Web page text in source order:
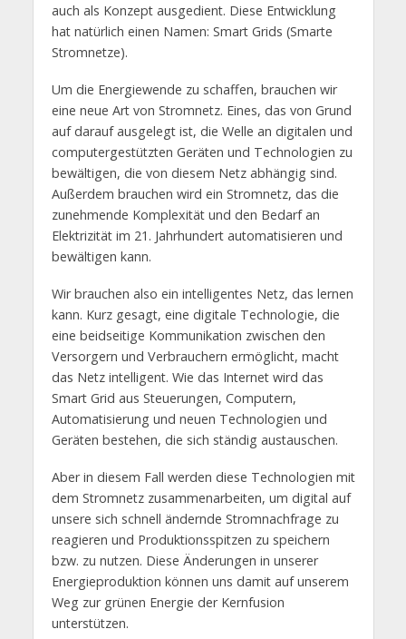
auch als Konzept ausgedient. Diese Entwicklung
hat natürlich einen Namen: Smart Grids (Smarte
Stromnetze).
Um die Energiewende zu schaffen, brauchen wir
eine neue Art von Stromnetz. Eines, das von Grund
auf darauf ausgelegt ist, die Welle an digitalen und
computergestützten Geräten und Technologien zu
bewältigen, die von diesem Netz abhängig sind.
Außerdem brauchen wird ein Stromnetz, das die
zunehmende Komplexität und den Bedarf an
Elektrizität im 21. Jahrhundert automatisieren und
bewältigen kann.
Wir brauchen also ein intelligentes Netz, das lernen
kann. Kurz gesagt, eine digitale Technologie, die
eine beidseitige Kommunikation zwischen den
Versorgern und Verbrauchern ermöglicht, macht
das Netz intelligent. Wie das Internet wird das
Smart Grid aus Steuerungen, Computern,
Automatisierung und neuen Technologien und
Geräten bestehen, die sich ständig austauschen.
Aber in diesem Fall werden diese Technologien mit
dem Stromnetz zusammenarbeiten, um digital auf
unsere sich schnell ändernde Stromnachfrage zu
reagieren und Produktionsspitzen zu speichern
bzw. zu nutzen. Diese Änderungen in unserer
Energieproduktion können uns damit auf unserem
Weg zur grünen Energie der Kernfusion
unterstützen.